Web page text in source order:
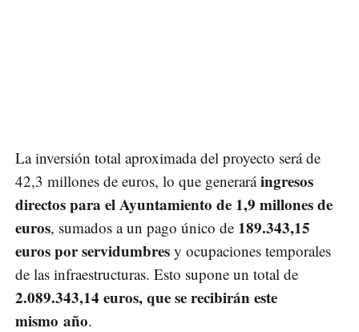
La inversión total aproximada del proyecto será de
42,3 millones de euros, lo que generaráingresos
directos para el Ayuntamiento de 1,9 millones de
euros, sumados a un pago único de 189.343,15
euros por servidumbres y ocupaciones temporales
de las infraestructuras. Esto supone un total de
2.089.343,14 euros, que se recibirán este
mismo año.